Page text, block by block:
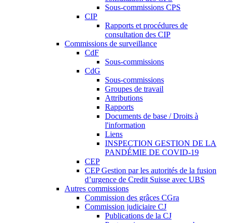
Sous-commissions CPS
CIP
Rapports et procédures de
consultation des CIP
Commissions de surveillance
CdF
Sous-commissions
CdG
Sous-commissions
Groupes de travail
Attributions
Rapports
Documents de base / Droits à
l'information
Liens
INSPECTION GESTION DE LA
PANDÉMIE DE COVID-19
CEP
CEP Gestion par les autorités de la fusion
d’urgence de Credit Suisse avec UBS
Autres commissions
Commission des grâces CGra
Commission judiciaire CJ
Publications de la CJ